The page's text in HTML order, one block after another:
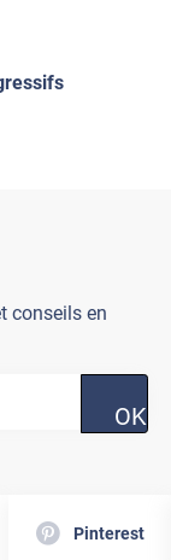
conseils en
OK
Pinterest